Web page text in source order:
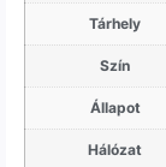
Tárhely
Szín
Állapot
Hálózat